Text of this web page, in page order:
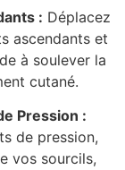
: Déplacez
ascendants et
à soulever la
cutané.
Pression :
de pression,
vos sourcils,